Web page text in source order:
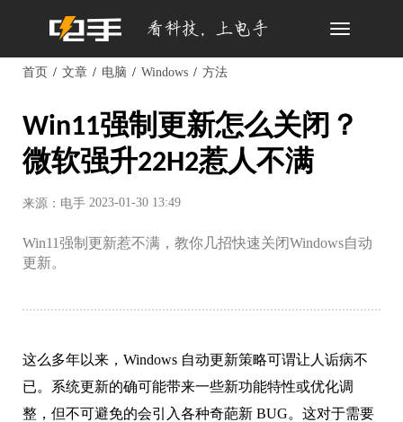
Toggle
首页 文章 电脑 Windows 方法
Win11强制更新怎么关闭？
微软强升22H2惹人不满
来源：电手 2023-01-30 13:49
Win11强制更新惹不满，教你几招快速关闭Windows自动
更新。
这么多年以来，Windows 自动更新策略可谓让人诟病不
已。系统更新的确可能带来一些新功能特性或优化调
整，但不可避免的会引入各种奇葩新 BUG。这对于需要